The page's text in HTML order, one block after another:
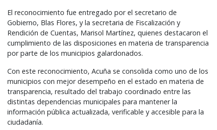
El reconocimiento fue entregado por el secretario de
Gobierno, Blas Flores, y la secretaria de Fiscalización y
Rendición de Cuentas, Marisol Martínez, quienes destacaron el
cumplimiento de las disposiciones en materia de transparencia
por parte de los municipios galardonados.
Con este reconocimiento, Acuña se consolida como uno de los
municipios con mejor desempeño en el estado en materia de
transparencia, resultado del trabajo coordinado entre las
distintas dependencias municipales para mantener la
información pública actualizada, verificable y accesible para la
ciudadanía.